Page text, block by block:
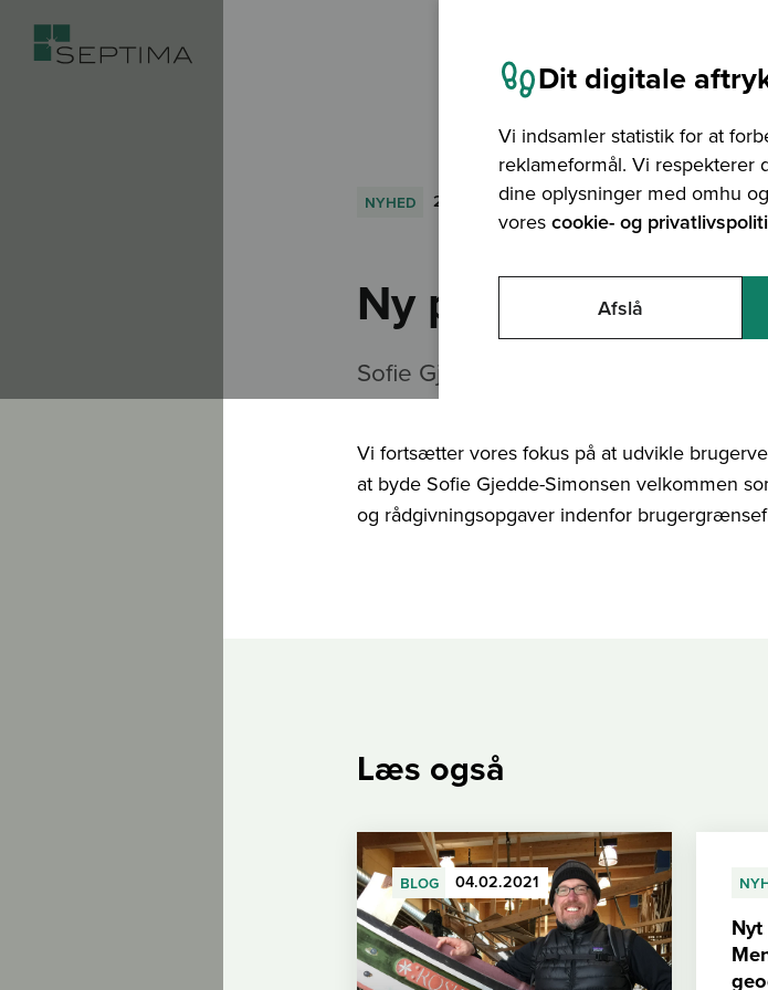
Dit digitale
Vi indsamler statistik for at
reklameformål. Vi respekterer
dine oplysninger med omhu
vores cookie- og
Afslå
nyhed 27.04.2017
Ny profil på holdet
Sofie Gjedde-Simonsen ny
Vi fortsætter vores fokus på at udvikle
at byde Sofie Gjedde-Simonsen velkommen
og rådgivningsopgaver indenfor
Læs også
blog 04.02.2021